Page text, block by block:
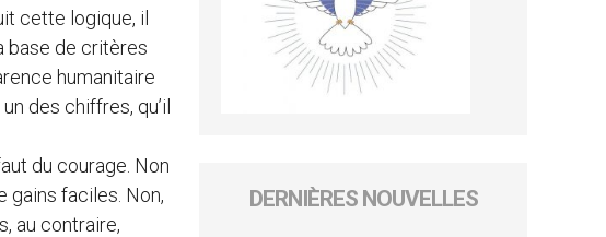
cette logique, il
base de critères
humanitaire
des chiffres, qu’il
du courage. Non
gains faciles. Non,
au contraire,
DERNIÈRES NOUVELLES